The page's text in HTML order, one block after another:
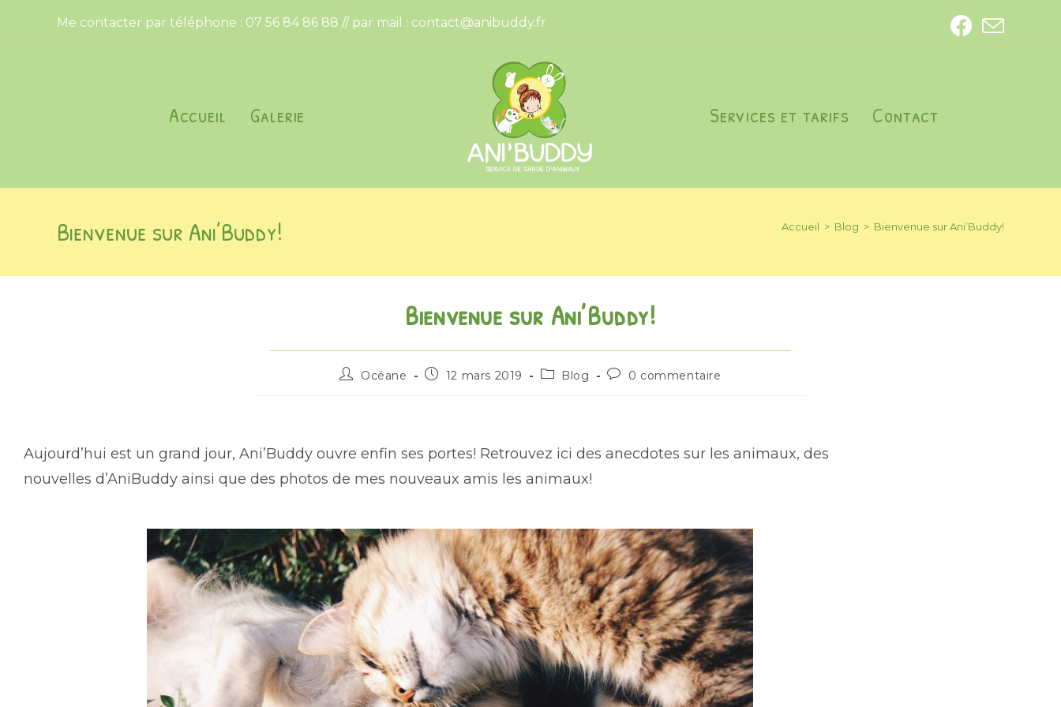
Me contacter par téléphone : 07 56 84 86 88 // par mail : contact@anibuddy.fr
Accueil Galerie Services et tarifs Contact
Bienvenue sur Ani’Buddy! Accueil > Blog > Bienvenue sur Ani’Buddy!
Bienvenue sur Ani’Buddy!
Océane 12 mars 2019 Blog 0 commentaire
Aujourd’hui est un grand jour, Ani’Buddy ouvre enfin ses portes! Retrouvez ici des anecdotes sur les animaux, des
nouvelles d’AniBuddy ainsi que des photos de mes nouveaux amis les animaux!